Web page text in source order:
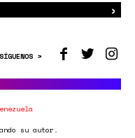
›
SÍGUENOS >
su autor.